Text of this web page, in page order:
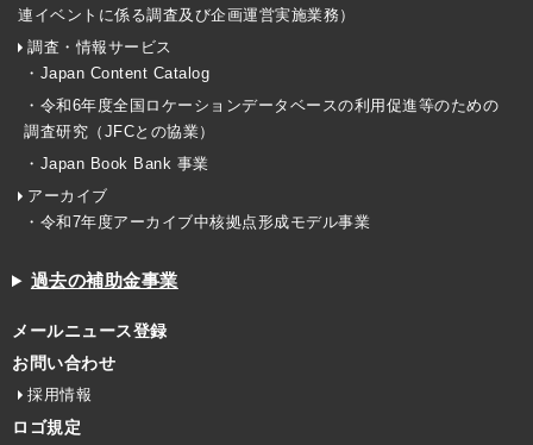
連イベントに係る調査及び企画運営実施業務）
調査・情報サービス
・Japan Content Catalog
・令和6年度全国ロケーションデータベースの利用促進等のための
調査研究（JFCとの協業）
・Japan Book Bank 事業
アーカイブ
・令和7年度アーカイブ中核拠点形成モデル事業
過去の補助金事業
メールニュース登録
お問い合わせ
採用情報
ロゴ規定